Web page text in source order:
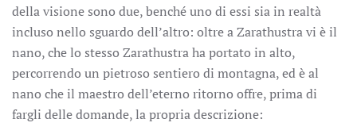
della visione sono due, benché uno di essi sia in realtà
incluso nello sguardo dell’altro: oltre a Zarathustra vi è il
nano, che lo stesso Zarathustra ha portato in alto,
percorrendo un pietroso sentiero di montagna, ed è al
nano che il maestro dell’eterno ritorno offre, prima di
fargli delle domande, la propria descrizione: